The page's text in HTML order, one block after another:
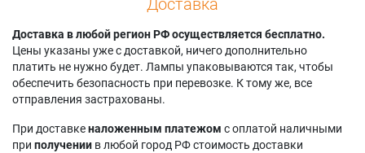
Доставка
Доставка в любой регион РФ осуществляется бесплатно.
Цены указаны уже с доставкой, ничего дополнительно
платить не нужно будет. Лампы упаковываются так, чтобы
обеспечить безопасность при перевозке. К тому же, все
отправления застрахованы.
При доставкеналоженным платежом с оплатой наличными
при получении в любой город РФ стоимость доставки